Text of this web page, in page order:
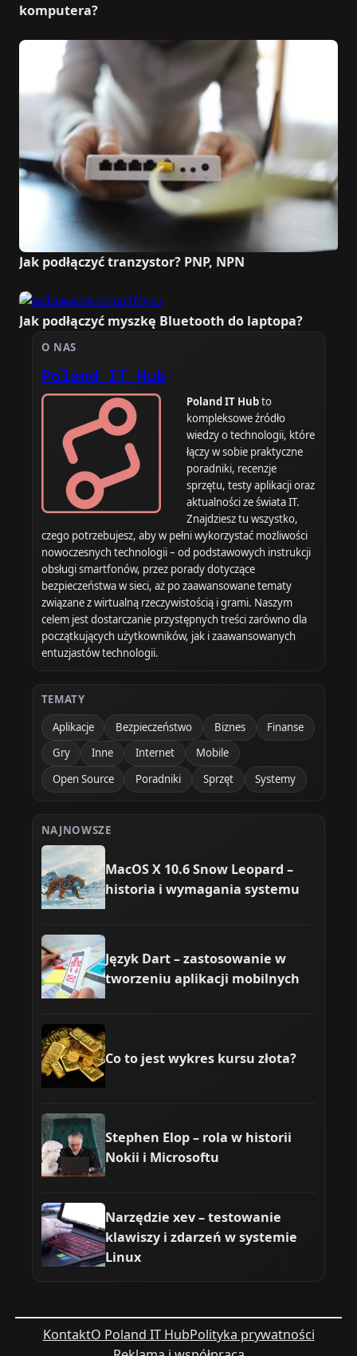
komputera?
Jak podłączyć tranzystor? PNP, NPN
Jak podłączyć myszkę Bluetooth do laptopa?
O NAS
Poland IT Hub
Poland IT Hubto
kompleksowe źródło
wiedzy o technologii, które
łączy w sobie praktyczne
poradniki, recenzje
sprzętu, testy aplikacji oraz
aktualności ze świata IT.
Znajdziesz tu wszystko,
czego potrzebujesz, aby w pełni wykorzystać możliwości
nowoczesnych technologii – od podstawowych instrukcji
obsługi smartfonów, przez porady dotyczące
bezpieczeństwa w sieci, aż po zaawansowane tematy
związane z wirtualną rzeczywistością i grami. Naszym
celem jest dostarczanie przystępnych treści zarówno dla
początkujących użytkowników, jak i zaawansowanych
entuzjastów technologii.
TEMATY
Aplikacje
Bezpieczeństwo Biznes
Finanse
Gry
Inne Internet
Mobile
Open Source
Poradniki Sprzęt Systemy
NAJNOWSZE
MacOS X 10.6 Snow Leopard –
historia i wymagania systemu
Język Dart – zastosowanie w
tworzeniu aplikacji mobilnych
Co to jest wykres kursu złota?
Stephen Elop – rola w historii
Nokii i Microsoftu
Narzędzie xev – testowanie
klawiszy i zdarzeń w systemie
Linux
KontaktO Poland IT HubPolityka prywatności